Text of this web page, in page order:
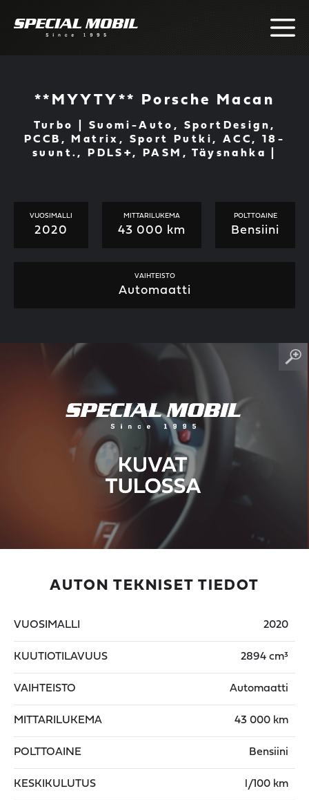
**MYYTY** Porsche Macan
Turbo | Suomi-Auto, SportDesign,
PCCB, Matrix, Sport Putki, ACC, 18-
suunt., PDLS+, PASM, Täysnahka |
VUOSIMALLI
2020
MITTARILUKEMA
43 000 km
POLTTOAINE
Bensiini
VAIHTEISTO
Automaatti
AUTON TEKNISET TIEDOT
VUOSIMALLI 2020
KUUTIOTILAVUUS 2894 cm³
VAIHTEISTO Automaatti
MITTARILUKEMA 43 000 km
POLTTOAINE Bensiini
KESKIKULUTUS l/100 km